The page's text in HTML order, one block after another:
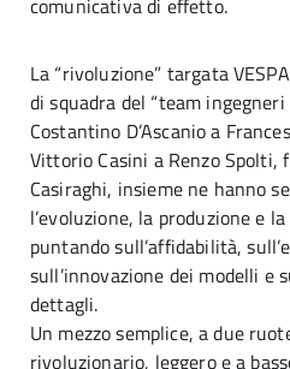
comunicativa di effetto.
La “rivoluzione” targata
di squadra del “team ingegneri
Costantino D’Ascanio a
Vittorio Casini a Renzo Spolti,
Casiraghi, insieme ne hanno
l’evoluzione, la produzione e
puntando sull’affidabilità,
sull’innovazione dei modelli e
dettagli.
Un mezzo semplice, a due
rivoluzionario, leggero e a